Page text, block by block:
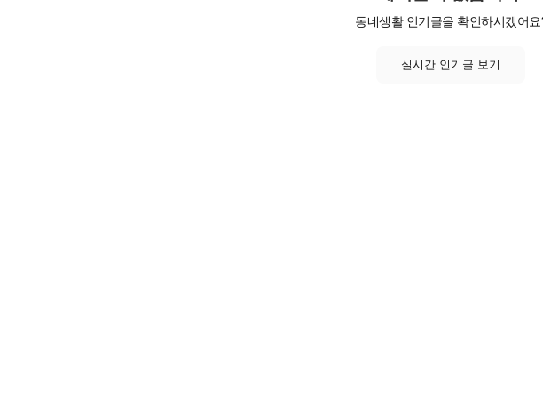
동네생활 인기글을 확인하시겠어요
실시간 인기글 보기